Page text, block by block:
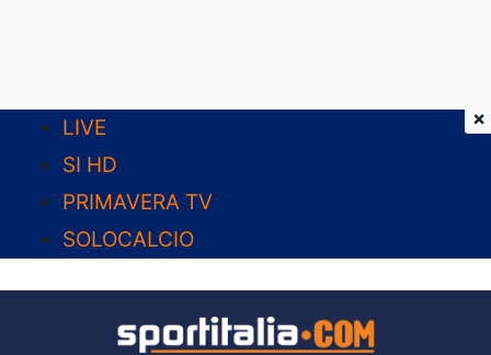
contenuto
LIVE
SI HD
PRIMAVERA TV
SOLOCALCIO
×